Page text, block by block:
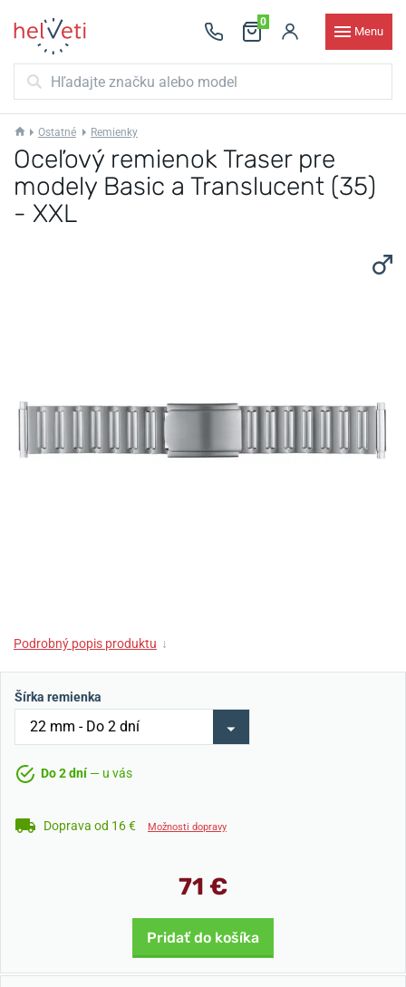
0
Menu
Ostatné Remienky
Oceľový remienok Traser pre
modely Basic a Translucent (35)
- XXL
Podrobný popis produktu ↓
Šírka remienka
Do 2 dní— u vás
Doprava od 16 € Možnosti dopravy
71 €
Pridať do košíka